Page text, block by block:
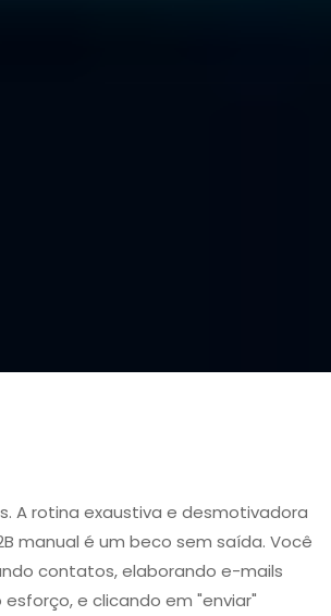
A rotina exaustiva e desmotivadora
manual é um beco sem saída. Você
contatos, elaborando e-mails
e clicando em "enviar"